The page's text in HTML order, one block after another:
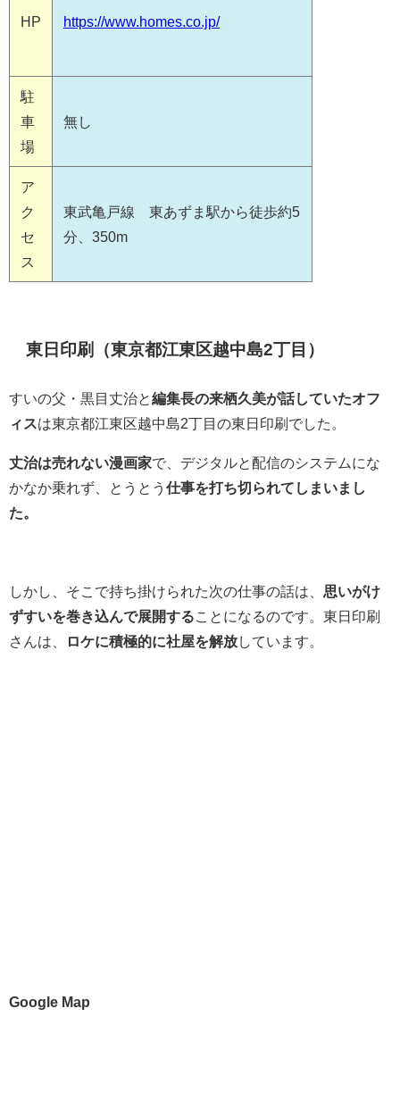
HP https://www.homes.co.jp/
駐
車
場
無し
ア
ク
セ
ス
東武亀戸線 東あずま駅から徒歩約5
分、350m
東日印刷（東京都江東区越中島2丁目）
すいの父・黒目丈治と編集長の来栖久美が話していたオフ
ィスは東京都江東区越中島2丁目の東日印刷でした。
丈治は売れない漫画家で、デジタルと配信のシステムにな
かなか乗れず、とうとう 仕事を打ち切られてしまいまし
た。
しかし、そこで持ち掛けられた次の仕事の話は、 思いがけ
ずすいを巻き込んで展開する ことになるのです。東日印刷
さんは、
ロケに積極的に社屋を解放しています。
Google Map